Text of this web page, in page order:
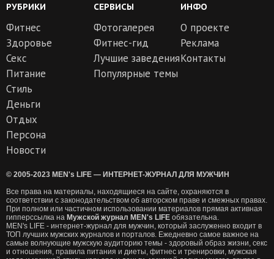
РУБРИКИ
Фитнес
Здоровье
Секс
Питание
Стиль
Деньги
Отдых
Персона
Новости
СЕРВИСЫ
Фотогалерея
Фитнес-гид
Лучшие заведения
Популярные темы
ИНФО
О проекте
Реклама
Контакты
© 2005-2023 MEN's LIFE — ИНТЕРНЕТ-ЖУРНАЛ ДЛЯ МУЖЧИН
Все права на материалы, находящиеся на сайте, охраняются в
соответствии с законодательством об авторском праве и смежных правах.
При полном или частичном использовании материалов прямая активная
гипперссылка на Мужской журнал MEN's LIFE обязательна.
MEN's LIFE - интернет-журнал для мужчин, который заслуженно входит в
ТОП лучших мужских журналов и порталов. Ежедневно самое важное на
самые волнующие мужскую аудиторию темы - здоровый образ жизни, секс
и отношения, правила питания и диеты, фитнес и тренировки, мужская